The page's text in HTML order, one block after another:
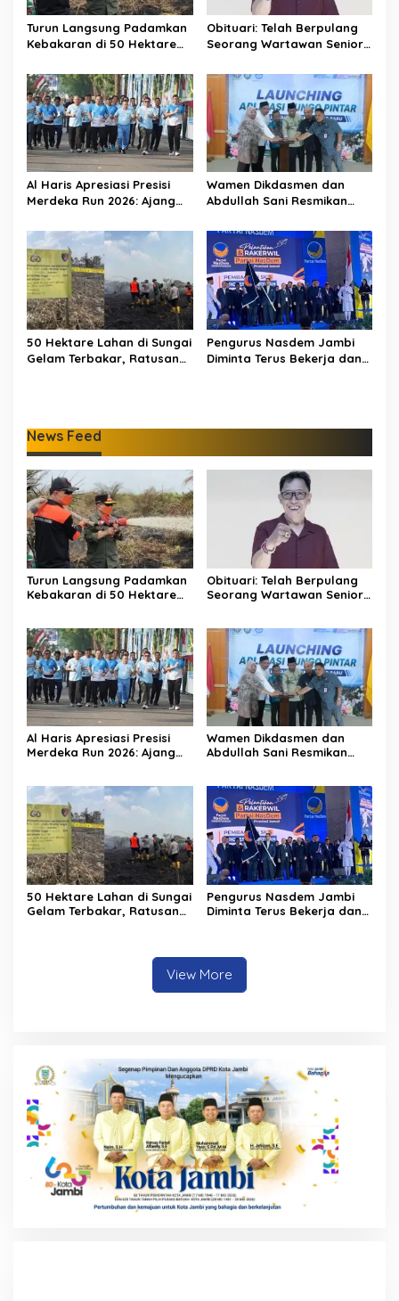
Turun Langsung Padamkan
Kebakaran di 50 Hektare
Minta Desa di Jambi Siaga
Karhutla
Obituari: Telah Berpulang
Seorang Wartawan Senior
Atau Hery Rawas
Al Haris Apresiasi Presisi
Merdeka Run 2026: Ajang
UMKM Jambi
Wamen Dikdasmen dan
Abdullah Sani Resmikan
Digitalisasi Pendidikan
Jambi
50 Hektare Lahan di Sungai
Gelam Terbakar, Ratusan
Pengurus Nasdem Jambi
Diminta Terus Bekerja dan
News Feed
Turun Langsung Padamkan
Kebakaran di 50 Hektare
Karhutla
Obituari: Telah Berpulang
Seorang Wartawan Senior
Al Haris Apresiasi Presisi
Merdeka Run 2026: Ajang
Wamen Dikdasmen dan
Abdullah Sani Resmikan
Jambi
50 Hektare Lahan di Sungai
Gelam Terbakar, Ratusan
Pengurus Nasdem Jambi
Diminta Terus Bekerja dan
View More